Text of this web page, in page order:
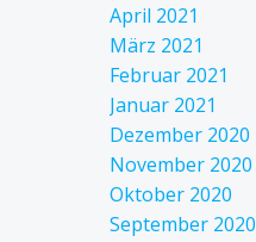
April 2021
März 2021
Februar 2021
Januar 2021
Dezember 2020
November 2020
Oktober 2020
September 2020